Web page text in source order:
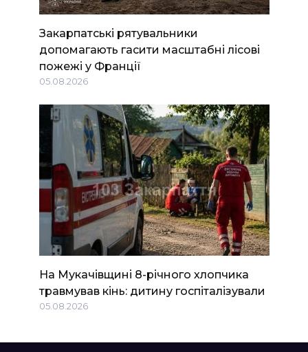
Закарпатські рятувальники
допомагають гасити масштабні лісові
пожежі у Франції
05.08.2026
На Мукачівщині 8-річного хлопчика
травмував кінь: дитину госпіталізували
05.08.2026